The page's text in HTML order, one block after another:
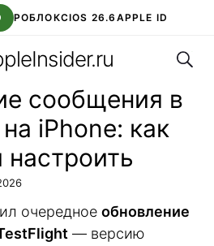
РОБЛОКСIOS 26.6 APPLE ID
STOREAPP STOREOZON БАНК
сообщения в
iPhone: как
очередное обновление
— версию